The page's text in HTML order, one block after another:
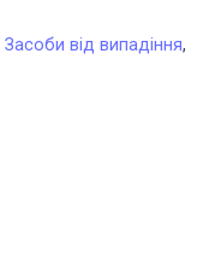
Засоби від випадіння,